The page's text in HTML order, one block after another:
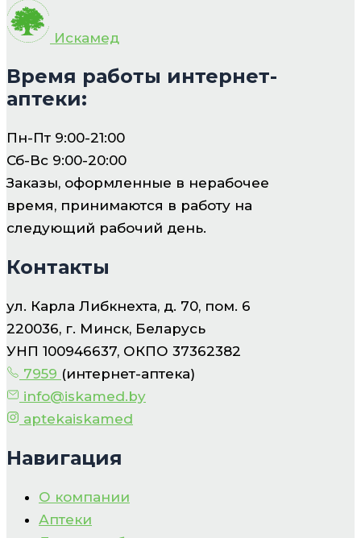
Искамед
Время работы интернет-
аптеки:
Пн-Пт 9:00-21:00
Сб-Вс 9:00-20:00
Заказы, оформленные в нерабочее
время, принимаются в работу на
следующий рабочий день.
Контакты
ул. Карла Либкнехта, д. 70, пом. 6
220036, г. Минск, Беларусь
УНП 100946637, ОКПО 37362382
7959 (интернет-аптека)
info@iskamed.by
aptekaiskamed
Навигация
О компании
Аптеки